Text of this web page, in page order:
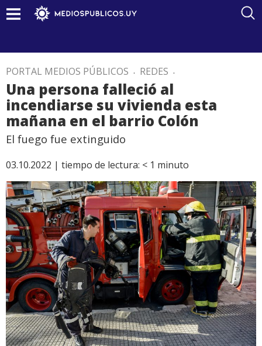
PORTAL MEDIOS PÚBLICOS . REDES .
Una persona falleció al
incendiarse su vivienda esta
mañana en el barrio Colón
El fuego fue extinguido
03.10.2022 | tiempo de lectura: < 1 minuto